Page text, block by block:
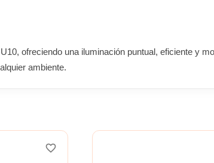
ofreciendo una iluminación puntual, eficiente y
ambiente.
favorite_border